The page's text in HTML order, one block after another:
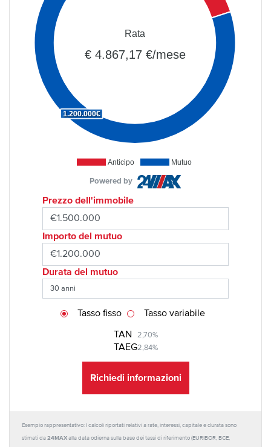
Anticipo Mutuo
1.200.000€
Rata
€ 4.867,17 €/mese
Powered by
Prezzo dell'immobile
Importo del mutuo
Durata del mutuo
TAN 2,70%
TAEG2,84%
Tasso fisso Tasso variabile
Richiedi informazioni
Esempio rappresentativo: I calcoli riportati relativi a rate, interessi, capitale e durata sono
stimati da 24MAX alla data odierna sulla base dei tassi di riferimento (EURIBOR, BCE,